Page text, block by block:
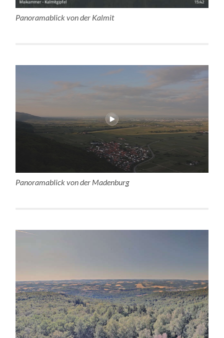
Panoramablick von der Kalmit
Panoramablick von der Madenburg